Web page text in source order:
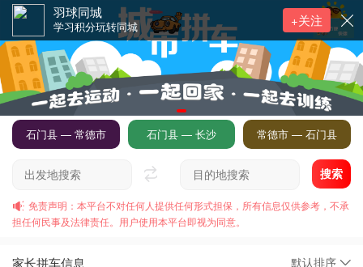
石门县 — 常德市 石门县 — 长沙 常德市 — 石门县
搜索
免责声明：本平台不对任何人提供任何形式担保，所有信息仅供参考，不承
担任何民事及法律责任。用户使用本平台即视为同意。
家长拼车信息 默认排序
羽球同城
学习积分玩转同城 +关注